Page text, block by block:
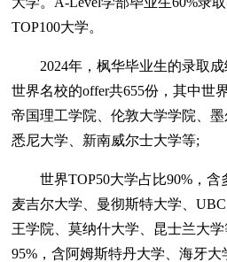
TOP100大学。
2024年，枫华毕业生的录取成
世界名校的offer共655份，其中世
帝国理工学院、伦敦大学学院、墨
悉尼大学、新南威尔士大学等;
世界TOP50大学占比90%，含
麦吉尔大学、曼彻斯特大学、
王学院、莫纳什大学、昆士兰大学
95%，含阿姆斯特丹大学、海牙